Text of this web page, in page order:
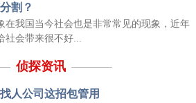
割？
我国当今社会也是非常常见的现象，近年
会带来很不好...
侦探资讯
人公司这招包管用